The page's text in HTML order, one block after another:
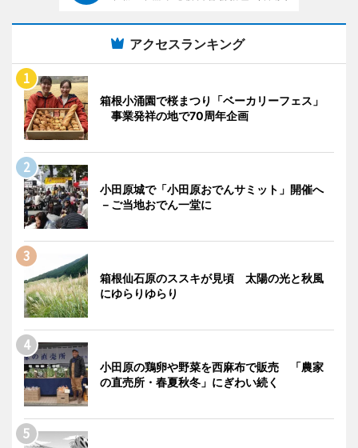
アクセスランキング
箱根小涌園で桜まつり「ベーカリーフェス」
事業発祥の地で70周年企画
小田原城で「小田原おでんサミット」開催へ
－ご当地おでん一堂に
箱根仙石原のススキが見頃 太陽の光と秋風
にゆらりゆらり
小田原の鶏卵や野菜を西麻布で販売 「農家
の直売所・春夏秋冬」にぎわい続く